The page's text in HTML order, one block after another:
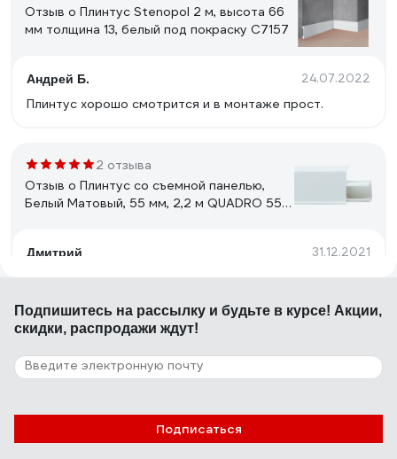
Отзыв о Плинтус Stenopol 2 м, высота 66
мм толщина 13, белый под покраску C7157
Андрей Б. 24.07.2022
Плинтус хорошо смотрится и в монтаже прост.
2 отзыва
Отзыв о Плинтус со съемной панелью,
Белый Матовый, 55 мм, 2,2 м QUADRO 552
Дмитрий 31.12.2021
Отличный плинтус, смотрится прекрасно, т.к. он почти
загнув край плинуса внутрь. Смотрится ещё лучше,
чем с выпирающей заглушкой.
4 отзыва
08014DF DESN-208014-DF-0011
Подпишитесь на рассылку и будьте в курсе! Акции,
скидки, распродажи ждут!
Подписаться